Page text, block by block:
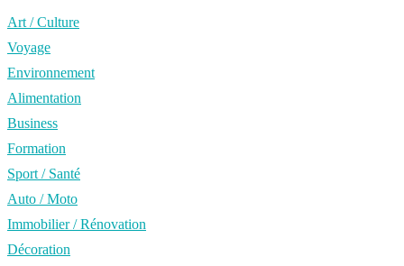
Art / Culture
Voyage
Environnement
Alimentation
Business
Formation
Sport / Santé
Auto / Moto
Immobilier / Rénovation
Décoration